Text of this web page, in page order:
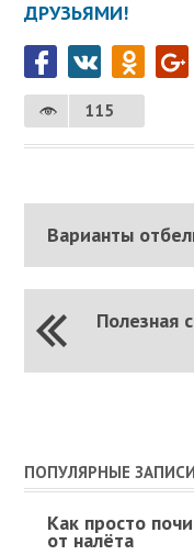
ДРУЗЬЯМИ!
115
Варианты
Полезная
ПОПУЛЯРНЫЕ ЗАПИСИ
Как просто
от налёта